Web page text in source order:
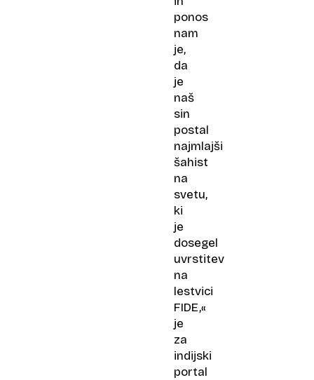
ponos
nam
je,
da
je
naš
sin
postal
najmlajši
šahist
na
svetu,
ki
je
dosegel
uvrstitev
na
lestvici
FIDE,«
je
za
indijski
portal